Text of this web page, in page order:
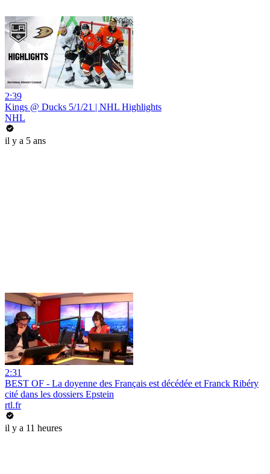
2:39
Kings @ Ducks 5/1/21 | NHL Highlights
NHL
il y a 5 ans
2:31
BEST OF - La doyenne des Français est décédée et Franck Ribéry
cité dans les dossiers Epstein
rtl.fr
il y a 11 heures